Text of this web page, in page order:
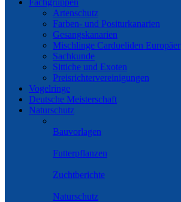
Fachgruppen
Artenschutz
Farben- und Positurkanarien
Gesangskanarien
Mischlinge Cardueliden Europäer
Sachkunde
Sittiche und Exoten
Preisrichtervereinigungen
Vogelringe
Deutsche Meisterschaft
Naturschutz
Bauvorlagen
Futterpflanzen
Zuchtberichte
Naturschutz